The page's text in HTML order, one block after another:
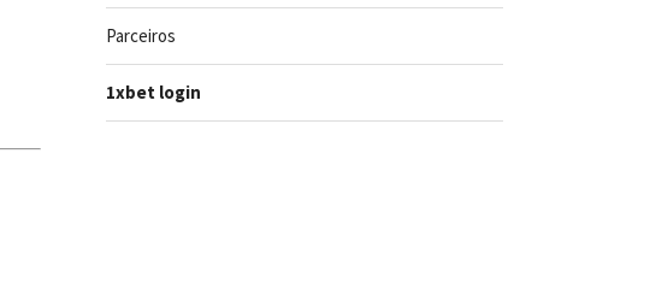
Parceiros
1xbet login